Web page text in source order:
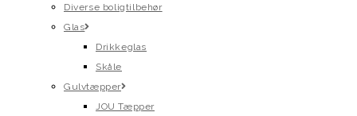
Diverse boligtilbehør
Glas
Drikkeglas
Skåle
Gulvtæpper
JOU Tæpper